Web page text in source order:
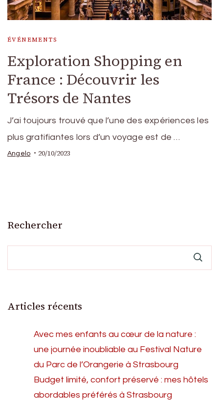
ÉVÉNEMENTS
Exploration Shopping en
France : Découvrir les
Trésors de Nantes
J’ai toujours trouvé que l’une des expériences les
plus gratifiantes lors d’un voyage est de …
Angelo 20/10/2023
Rechercher
Articles récents
Avec mes enfants au cœur de la nature :
une journée inoubliable au Festival Nature
du Parc de l’Orangerie à Strasbourg
Budget limité, confort préservé : mes hôtels
abordables préférés à Strasbourg